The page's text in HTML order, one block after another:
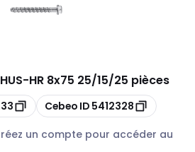
HR 8x75 25/15/25 pièces
Copier
Cebeo ID 5412328
un compte pour accéder au